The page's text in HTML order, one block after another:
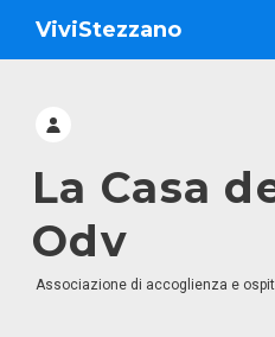
ViviStezzano
La Casa
Odv
Associazione di accoglienza e